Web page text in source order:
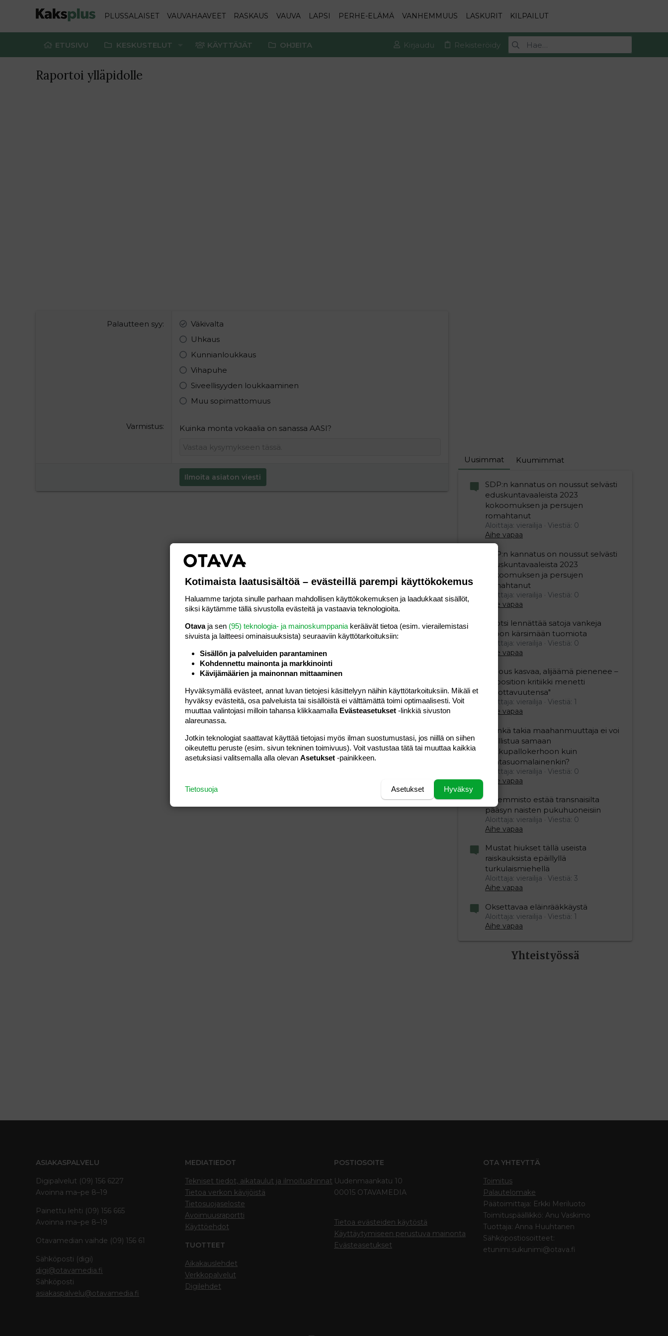
PLUSSALAISET VAUVAHAAVEET RASKAUS VAUVA LAPSI PERHE-ELÄMÄ VANHEMMUUS LASKURIT KILPAILUT
ETUSIVU KESKUSTELUT KÄYTTÄJÄT OHJEITA Kirjaudu Rekisteröidy
Raportoi ylläpidolle
Palautteen syy
Väkivalta
Uhkaus
Kunnianloukkaus
Vihapuhe
Siveellisyyden loukkaaminen
Muu sopimattomuus
Varmistus Kuinka monta vokaalia on sanassa AASI?
Ilmoita asiaton viesti
Uusimmat Kuumimmat
SDP:n kannatus on noussut selvästi
eduskuntavaaleista 2023
kokoomuksen ja persujen
romahtanut
Aloittaja: vierailija
Viestiä: 0
Aihe vapaa
SDP:n kannatus on noussut selvästi
eduskuntavaaleista 2023
kokoomuksen ja persujen
romahtanut
Aloittaja: vierailija
Viestiä: 0
Aihe vapaa
Ruotsi lennättää satoja vankeja
Viroon kärsimään tuomiota
Aloittaja: vierailija
Viestiä: 0
Aihe vapaa
"Talous kasvaa, alijäämä pienenee –
opposition kritiikki menetti
uskottavuutensa"
Aloittaja: vierailija
Viestiä: 1
Aihe vapaa
”Minkä takia maahanmuuttaja ei voi
osallistua samaan
potkupallokerhoon kuin
kantasuomalainenkin?
Aloittaja: vierailija
Viestiä: 0
Aihe vapaa
Vasemmisto estää transnaisilta
pääsyn naisten pukuhuoneisiin
Aloittaja: vierailija
Viestiä: 0
Aihe vapaa
Mustat hiukset tällä useista
raiskauksista epäillyllä
turkulaismiehellä
Aloittaja: vierailija
Viestiä: 3
Aihe vapaa
Oksettavaa eläinrääkkäystä
Aloittaja: vierailija
Viestiä: 1
Aihe vapaa
Yhteistyössä
ASIAKASPALVELU
Digipalvelut (09) 156 6227
Avoinna ma–pe 8–19
Painettu lehti (09) 156 665
Avoinna ma–pe 8–19
Otavamedian vaihde (09) 156 61
Sähköposti (digi)
digi@otavamedia.fi
Sähköposti
asiakaspalvelu@otavamedia.fi
MEDIATIEDOT
Tekniset tiedot, aikataulut ja ilmoitushinnat
Tietoa verkon kävijöistä
Tietosuojaseloste
Avoimuusraportti
Käyttöehdot
TUOTTEET
Aikakauslehdet
Verkkopalvelut
Digilehdet
POSTIOSOITE
Uudenmaankatu 10
00015 OTAVAMEDIA
Tietoa evästeiden käytöstä
Käyttäytymiseen perustuva mainonta
Evästeasetukset
OTA YHTEYTTÄ
Toimitus
Palautelomake
Päätoimittaja: Erkki Meriluoto
Toimituspäällikkö: Anu Vaskimo
Tuottaja: Anna Huuhtanen
Sähköpostiosoitteet:
etunimi.sukunimi@otava.fi
Kotimaista laatusisältöä – evästeillä parempi käyttökokemus
Haluamme tarjota sinulle parhaan mahdollisen käyttökokemuksen ja laadukkaat sisällöt,
siksi käytämme tällä sivustolla evästeitä ja vastaavia teknologioita.
Otavaja sen (95) teknologia- ja mainoskumppania keräävät tietoa (esim. vierailemis­tasi
sivuista ja laitteesi ominaisuuk­sista) seuraaviin käyttötarkoituksiin:
Sisällön ja palveluiden parantaminen
Kohdennettu mainonta ja markkinointi
Kävijämäärien ja mainonnan mittaaminen
Hyväksymällä evästeet, annat luvan tietojesi käsittelyyn näihin käyttötarkoituksiin. Mikäli et
hyväksy evästeitä, osa palveluista tai sisällöistä ei välttämättä toimi optimaalisesti. Voit
muuttaa valintojasi milloin tahansa klikkaamalla Evästeasetukset -linkkiä sivuston
alareunassa.
Jotkin teknologiat saattavat käyttää tietojasi myös ilman suostumustasi, jos niillä on siihen
oikeutettu peruste (esim. sivun tekninen toimivuus). Voit vastustaa tätä tai muuttaa kaikkia
asetuksiasi valitsemalla alla olevan Asetukset -painikkeen.
Hyväksy
Asetukset
Tietosuoja